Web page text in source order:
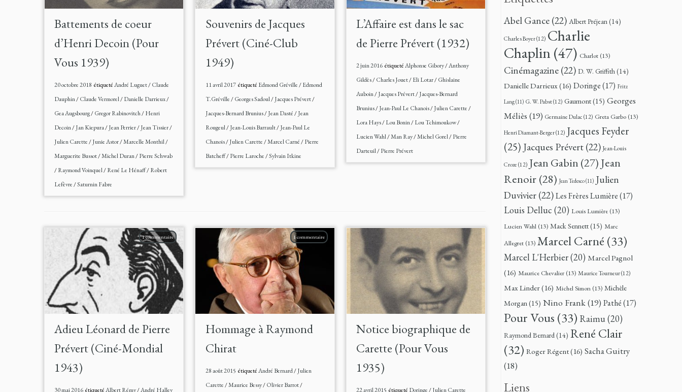
Battements de coeur
d’Henri Decoin (Pour
Vous 1939)
20 octobre 2018 étiquetéAndré Luguet/Claude
Dauphin/Claude Vermorel/Danielle Darrieux/
Gea Augsbourg/Gregor Rabinovitch/Henri
Decoin/Jan Kiepura/Jean Perrier/Jean Tissier/
Julien Carette/Junie Astor/Marcelle Monthil/
Marguerite Bussot/Michel Duran/Pierre Schwab
/Raymond Voinquel/René Le Hénaff/Robert
Lefèvre/Saturnin Fabre
Souvenirs de Jacques
Prévert (Ciné-Club
1949)
11 avril 2017étiqueté Edmond Gréville/Edmond
T.Gréville/Georges Sadoul/Jacques Prévert/
Jacques-Bernard Brunius/Jean Dasté/Jean
Rougeul/Jean-Louis Barrault/Jean-Paul Le
Chanois/Julien Carette/Marcel Carné/Pierre
Batcheff/Pierre Laroche/Sylvain Itkine
L’Affaire est dans le sac
de Pierre Prévert (1932)
2 juin 2016étiquetéAlphonse Gibory/Anthony
Gildès/Charles Jouet/Eli Lotar/Ghislaine
Auboin/Jacques Prévert/Jacques-Bernard
Brunius/Jean-Paul Le Chanois/Julien Carette/
Lora Hays/Lou Bonin/Lou Tchimoukow/
Lucien Wahl/Man Ray/Michel Gorel/Pierre
Darteuil/Pierre Prévert
1 commentaire
Adieu Léonard de Pierre
Prévert (Ciné-Mondial
1943)
30 mai 2016 étiquetéAlbert Rémy/André Halley
1 commentaire
Hommage à Raymond
Chirat
28 août 2015 étiquetéAndré Bernard/Julien
Carette/Maurice Bessy/Olivier Barrot/
Notice biographique de
Carette (Pour Vous
1935)
22 avril 2015 étiqueté Doringe/Julien Carette
Abel Gance(22) Albert Préjean(14)
Charles Boyer(12) Charlie
Chaplin(47) Charlot (13)
Cinémagazine(22) D. W. Griffith(14)
Danielle Darrieux(16) Doringe(17) Fritz
Lang(11) G. W. Pabst(12) Gaumont(15) Georges
Méliès (19) Germaine Dulac (12) Greta Garbo (13)
Henri Diamant-Berger(12) Jacques Feyder
(25) Jacques Prévert(22) Jean-Louis
Croze (12) Jean Gabin (27) Jean
Renoir (28) Jean Tedesco(11) Julien
Duvivier(22)Les Frères Lumière(17)
Louis Delluc (20) Louis Lumière (13)
Lucien Wahl (13) Mack Sennett(15) Marc
Allegret (13) Marcel Carné (33)
Marcel L'Herbier(20) Marcel Pagnol
(16) Maurice Chevalier (13) Maurice Tourneur(12)
Max Linder(16) Michel Simon (13) Michèle
Morgan(15) Nino Frank(19) Pathé(17)
Pour Vous (33) Raimu(20)
Raymond Bernard(14) René Clair
(32) Roger Régent(16) Sacha Guitry
(18)
Liens